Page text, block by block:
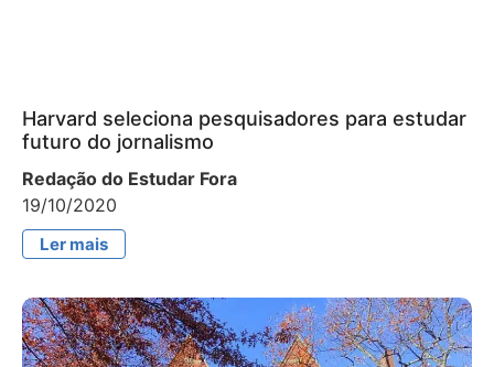
Harvard seleciona pesquisadores para estudar
futuro do jornalismo
Redação do Estudar Fora
19/10/2020
Ler mais